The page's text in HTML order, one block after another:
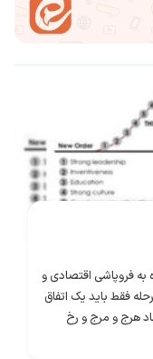
مانده به فروپاشی اقتصادی و
فقط باید یک اتفاق
هرج و مرج و رخ